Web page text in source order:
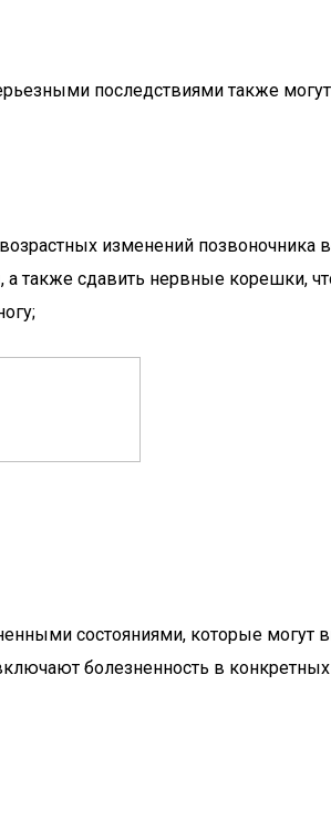
последствиями также
изменений
сдавить нервные корешки,
состояниями, которые
болезненность в конкретных